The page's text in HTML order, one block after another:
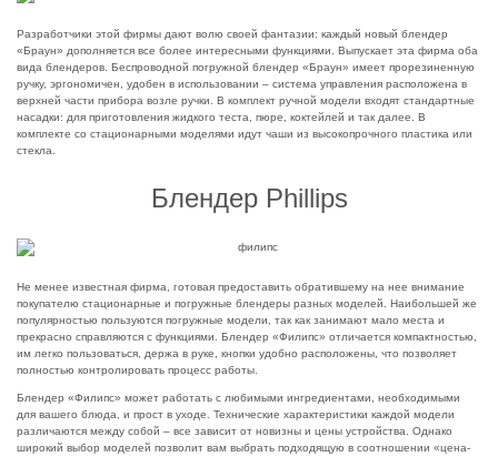
Разработчики этой фирмы дают волю своей фантазии: каждый новый блендер
«Браун» дополняется все более интересными функциями. Выпускает эта фирма оба
вида блендеров. Беспроводной погружной блендер «Браун» имеет прорезиненную
ручку, эргономичен, удобен в использовании – система управления расположена в
верхней части прибора возле ручки. В комплект ручной модели входят стандартные
насадки: для приготовления жидкого теста, пюре, коктейлей и так далее. В
комплекте со стационарными моделями идут чаши из высокопрочного пластика или
стекла.
Блендер Phillips
Не менее известная фирма, готовая предоставить обратившему на нее внимание
покупателю стационарные и погружные блендеры разных моделей. Наибольшей же
популярностью пользуются погружные модели, так как занимают мало места и
прекрасно справляются с функциями. Блендер «Филипс» отличается компактностью,
им легко пользоваться, держа в руке, кнопки удобно расположены, что позволяет
полностью контролировать процесс работы.
Блендер «Филипс» может работать с любимыми ингредиентами, необходимыми
для вашего блюда, и прост в уходе. Технические характеристики каждой модели
различаются между собой – все зависит от новизны и цены устройства. Однако
широкий выбор моделей позволит вам выбрать подходящую в соотношении «цена-